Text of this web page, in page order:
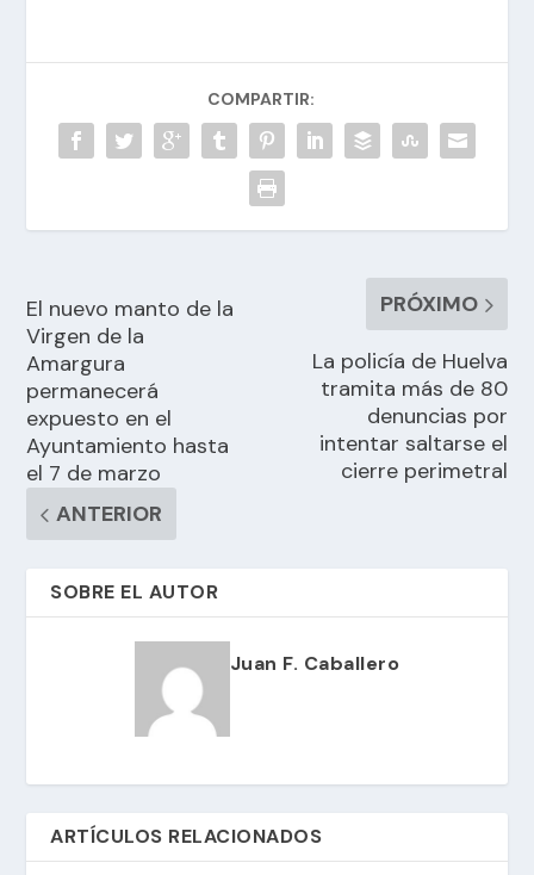
COMPARTIR:
El nuevo manto de la
Virgen de la
Amargura
permanecerá
expuesto en el
Ayuntamiento hasta
el 7 de marzo
ANTERIOR
PRÓXIMO
La policía de Huelva
tramita más de 80
denuncias por
intentar saltarse el
cierre perimetral
SOBRE EL AUTOR
Juan F. Caballero
ARTÍCULOS RELACIONADOS